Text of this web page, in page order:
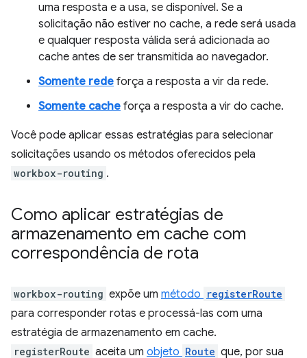
uma resposta e a usa, se disponível. Se a
solicitação não estiver no cache, a rede será usada
e qualquer resposta válida será adicionada ao
cache antes de ser transmitida ao navegador.
Somente rede força a resposta a vir da rede.
Somente cache força a resposta a vir do cache.
Você pode aplicar essas estratégias para selecionar
solicitações usando os métodos oferecidos pela
workbox-routing .
Como aplicar estratégias de
armazenamento em cache com
correspondência de rota
workbox-routing expõe um método registerRoute
para corresponder rotas e processá-las com uma
estratégia de armazenamento em cache.
registerRoute aceita um objeto Route que, por sua